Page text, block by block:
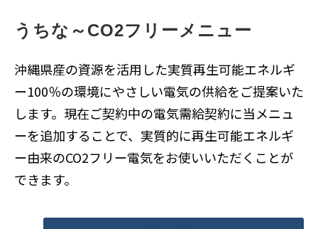
うちな～CO2フリーメニュー
沖縄県産の資源を活用した実質再生可能エネルギ
ー100％の環境にやさしい電気の供給をご提案いた
します。現在ご契約中の電気需給契約に当メニュ
ーを追加することで、実質的に再生可能エネルギ
ー由来のCO2フリー電気をお使いいただくことが
できます。